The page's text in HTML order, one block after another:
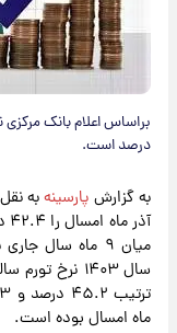
درصد است.
به گزارش پارسینه
میان ۹ ماه سال
سال ۱۴۰۳ نرخ
ماه امسال بوده است.